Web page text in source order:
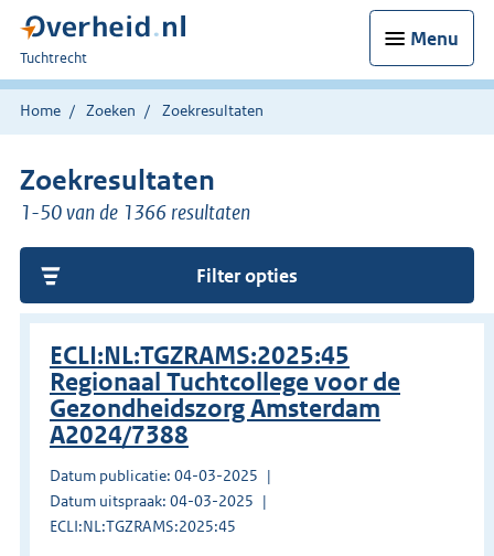
Menu
U
bent
hier:
Tuchtrecht
Home Zoeken Zoekresultaten
Zoekresultaten
1-50 van de 1366 resultaten
Filter opties
ECLI:NL:TGZRAMS:2025:45
Regionaal Tuchtcollege voor de
Gezondheidszorg Amsterdam
A2024/7388
Datum publicatie: 04-03-2025
Datum uitspraak: 04-03-2025
ECLI:NL:TGZRAMS:2025:45